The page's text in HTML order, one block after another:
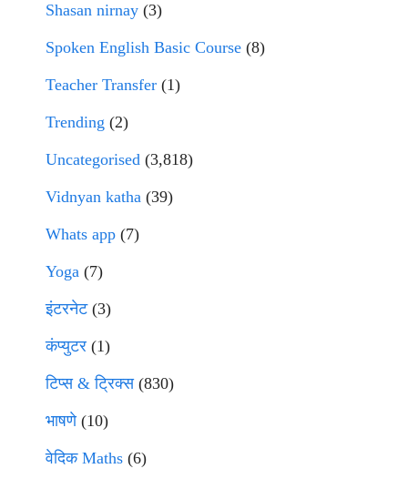
Shasan nirnay (3)
Spoken English Basic Course (8)
Teacher Transfer (1)
Trending (2)
Uncategorised (3,818)
Vidnyan katha (39)
Whats app (7)
Yoga (7)
इंटरनेट(3)
कंप्युटर (1)
टिप्स & ट्रिक्स(830)
भाषणे(10)
वेदिक Maths (6)